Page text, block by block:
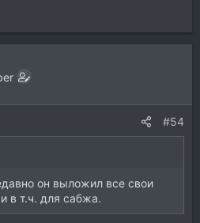
#54
он выложил все свои
в т.ч. для сабжа.